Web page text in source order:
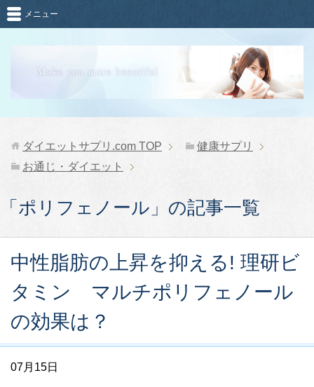
メニュー
ダイエットサプリ.com TOP
健康サプリ
お通じ・ダイエット
「ポリフェノール」の記事一覧
中性脂肪の上昇を抑える! 理研ビ
タミン マルチポリフェノール
の効果は？
07月15日